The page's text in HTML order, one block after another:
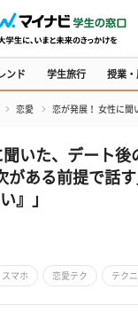
ンド 学生旅行 授業・
恋愛 恋が発展！ 女性に聞
いた、デート後
がある前提で話
』」
スマホ 恋愛テク テク